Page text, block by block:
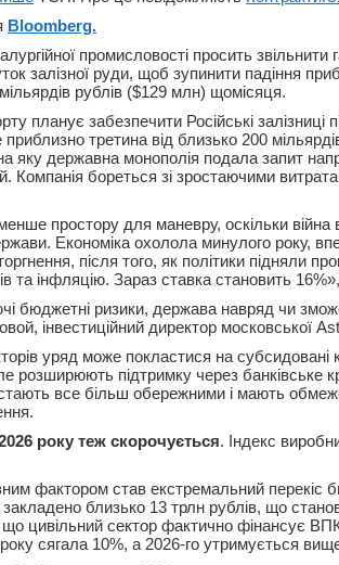
Bloomberg.
промисловості просить
залізної руди, щоб зупинити падіння
рублів ($129 млн) щомісяця.
планує забезпечити Російські
третина від близько 200
яку державна монополія подала запит
Компанія бореться зі зростаючими
простору для маневру, оскільки війна
Економіка охолола минулого року,
після того, як політики підняли
та інфляцію. Зараз ставка становить
бюджетні ризики, держава навряд чи
інвестиційний директор московської
уряд може покластися на
розширюють підтримку через банківське
стають все більш обережними і мають
року теж скорочується. Індекс
фактором став екстремальний перекіс
близько 13 трлн рублів, що
цивільний сектор фактично фінансує
сягала 10%, а 2026-го утримується